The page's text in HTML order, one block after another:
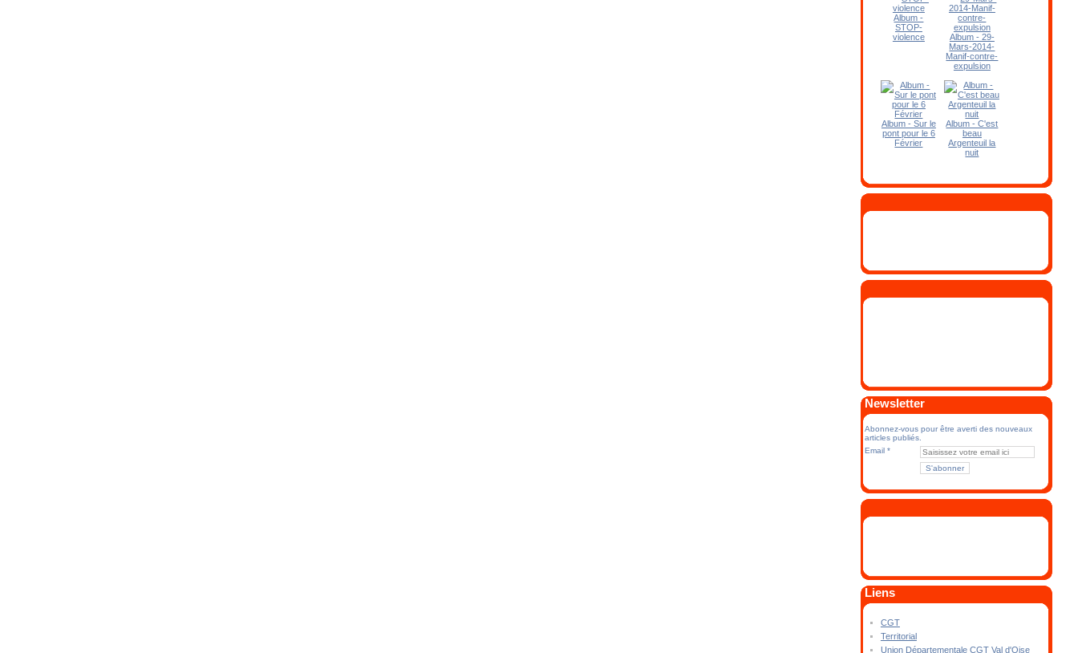
Album -
STOP-
violence
Album - 29-
Mars-2014-
Manif-contre-
expulsion
Album - Sur le
pont pour le 6
Février
Album - C'est
beau
Argenteuil la
nuit
Newsletter
Abonnez-vous pour être averti des nouveaux
articles publiés.
Email
Liens
CGT
Territorial
Union Départementale CGT Val d'Oise